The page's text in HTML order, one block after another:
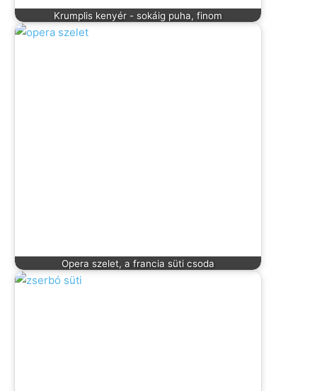
Krumplis kenyér - sokáig puha, finom
Opera szelet, a francia süti csoda